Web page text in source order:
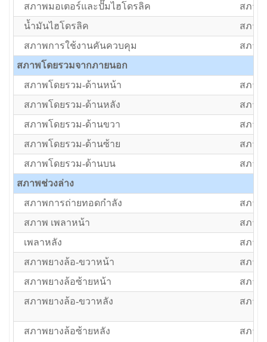
สภาพมอเตอร์และปั๊มไฮโดรลิค
สภาพ
น้ำมันไฮโดรลิค
สภาพ
สภาพการใช้งานคันควบคุม
สภาพ
สภาพโดยรวมจากภายนอก
สภาพโดยรวม-ด้านหน้า
สภาพ
สภาพโดยรวม-ด้านหลัง
สภาพ
สภาพโดยรวม-ด้านขวา
สภาพ
สภาพโดยรวม-ด้านซ้าย
สภาพ
สภาพโดยรวม-ด้านบน
สภาพ
สภาพช่วงล่าง
สภาพการถ่ายทอดกำลัง
สภาพ
สภาพ เพลาหน้า
สภาพ
เพลาหลัง
สภาพ
สภาพยางล้อ-ขวาหน้า
สภาพ
สภาพยางล้อซ้ายหน้า
สภาพ
สภาพยางล้อ-ขวาหลัง
สภาพ
สภาพยางล้อซ้ายหลัง สภาพ